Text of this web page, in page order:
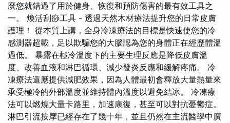
麼您就錯過了用於健身、恢復和預防傷害的最有效工具之
一。 煥活刮痧工具 - 透過天然木材療法提升您的日常皮膚
護理！ 從本質上講，全身冷凍療法的目標是快速使您的冷
感測器超載，足以欺騙您的大腦認為您的身體正在經歷體溫
過低。 暴露在極冷溫度下的主要生理反應是降低皮膚溫
度、改善血液和淋巴循環、減少發炎反應和緩解疼痛。 冷
凍療法還應提供減肥效果，因為人體最初會釋放大量熱量來
承受極冷的外部溫度並維持體內溫度以避免結冰。 冷凍療
法可以燃燒大量卡路里，加速康復，甚至可以對抗憂鬱症。
淋巴引流按摩已經存在了幾十年，並且仍然在主流醫學中廣